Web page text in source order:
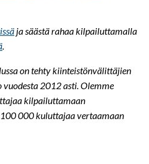
ja säästä rahaa kilpailuttamalla
.
on tehty kiinteistönvälittäjien
2012 asti. Olemme
kilpailuttamaan
000 kuluttajaa vertaamaan